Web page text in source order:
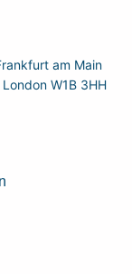
am Main
W1B 3HH